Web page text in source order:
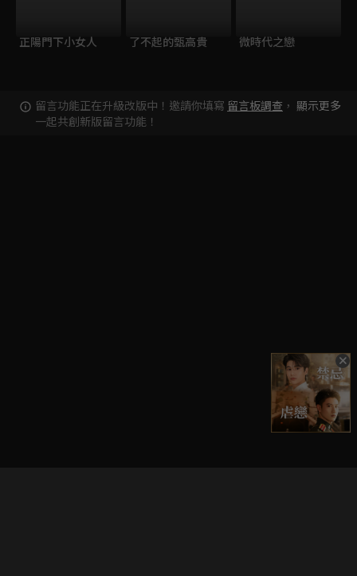
正陽門下小女人 了不起的甄高貴 微時代之戀
留言功能正在升級改版中！邀請你填寫 留言板調查 ，
一起共創新版留言功能！
顯示更多